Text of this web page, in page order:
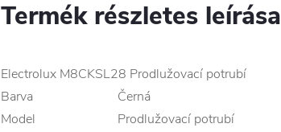
Termék részletes leírása
Electrolux M8CKSL28 Prodlužovací potrubí
Barva
Černá
Model
Prodlužovací potrubí